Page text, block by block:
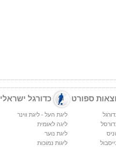
ספורט כדורגל ישראלי
ליגת העל - ליגת ווינר
ליגה לאומית
ליגת נוער
ליגות נמוכות